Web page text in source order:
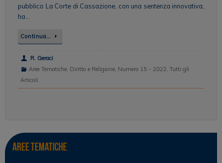
pubblico La Corte di Cassazione, con una sentenza innovativa,
ha…
Continua…
R. Geraci
Aree Tematiche, Diritto e Religione, Numero 15 - 2022, Tutti gli
Articoli
Aree tematiche